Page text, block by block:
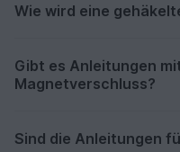
Wie wird eine
Gibt es Anleitungen
Magnetverschluss?
Sind die Anleitungen